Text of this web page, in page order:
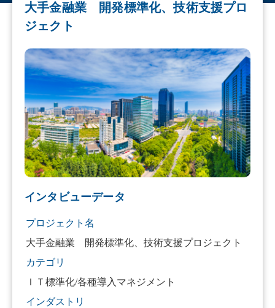
大手金融業 開発標準化、技術支援プロ
ジェクト
インタビューデータ
プロジェクト名
大手金融業 開発標準化、技術支援プロジェクト
カテゴリ
ＩＴ標準化/各種導入マネジメント
インダストリ